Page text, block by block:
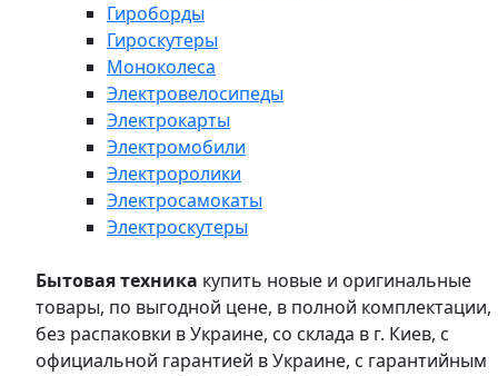
Гироборды
Гироскутеры
Моноколеса
Электровелосипеды
Электрокарты
Электромобили
Электроролики
Электросамокаты
Электроскутеры
Бытовая техника купить новые и оригинальные
товары, по выгодной цене, в полной комплектации,
без распаковки в Украине, со склада в г. Киев, с
официальной гарантией в Украине, с гарантийным